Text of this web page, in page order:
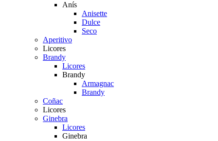
Anís
Anisette
Dulce
Seco
Aperitivo
Licores
Brandy
Licores
Brandy
Armagnac
Brandy
Coñac
Licores
Ginebra
Licores
Ginebra